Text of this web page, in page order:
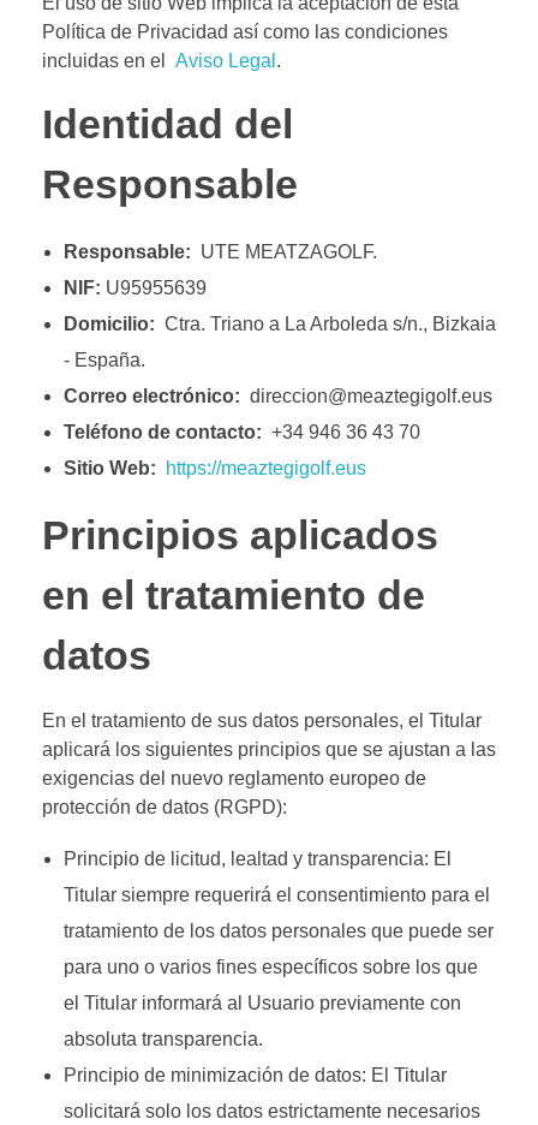
Política de Privacidad así como las condiciones
incluidas en el Aviso Legal .
Identidad del
Responsable
Responsable: UTE MEATZAGOLF.
NIF: U95955639
Domicilio: Ctra. Triano a La Arboleda s/n., Bizkaia
- España.
Correo electrónico: direccion@meaztegigolf.eus
Teléfono de contacto: +34 946 36 43 70
Sitio Web:
https://meaztegigolf.eus
Principios aplicados
en el tratamiento de
datos
En el tratamiento de sus datos personales, el Titular
aplicará los siguientes principios que se ajustan a las
exigencias del nuevo reglamento europeo de
protección de datos (RGPD):
Principio de licitud, lealtad y transparencia: El
Titular siempre requerirá el consentimiento para el
tratamiento de los datos personales que puede ser
para uno o varios fines específicos sobre los que
el Titular informará al Usuario previamente con
absoluta transparencia.
Principio de minimización de datos: El Titular
solicitará solo los datos estrictamente necesarios